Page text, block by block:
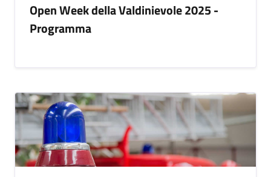
Open Week della Valdinievole 2025 -
Programma